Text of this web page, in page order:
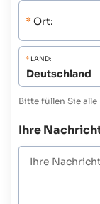
* Ort:
* LAND:
Bitte füllen Sie
Ihre